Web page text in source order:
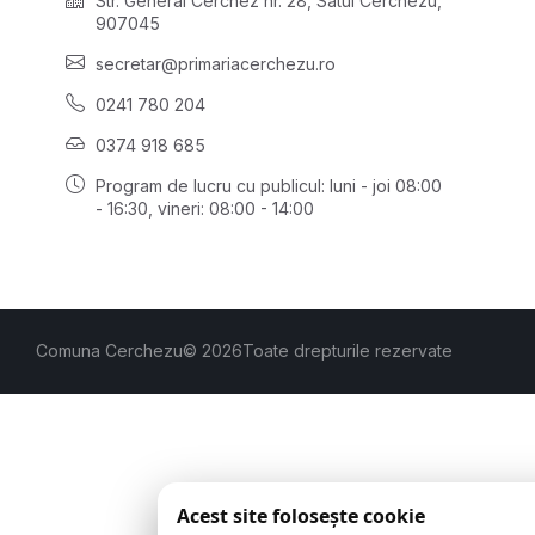
907045
secretar@primariacerchezu.ro
0241 780 204
0374 918 685
Program de lucru cu publicul: luni - joi 08:00
- 16:30 , vineri: 08:00 - 14:00
Comuna Cerchezu© 2026Toate drepturile rezervate
Acest site folosește cookie